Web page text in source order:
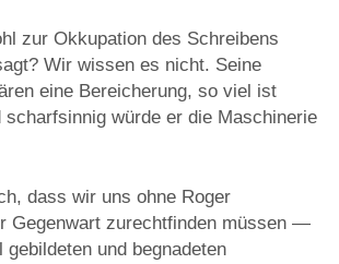
zur Okkupation des Schreibens
Wir wissen es nicht. Seine
eine Bereicherung, so viel ist
scharfsinnig würde er die Maschinerie
dass wir uns ohne Roger
Gegenwart zurechtfinden müssen —
und begnadeten